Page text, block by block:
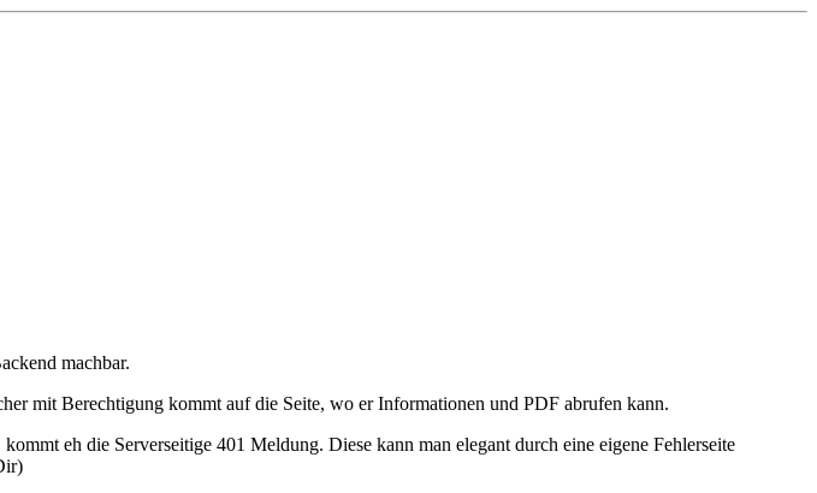
machbar.
mit Berechtigung kommt auf die Seite, wo er Informationen und PDF abrufen kann.
eh die Serverseitige 401 Meldung. Diese kann man elegant durch eine eigene Fehlerseite